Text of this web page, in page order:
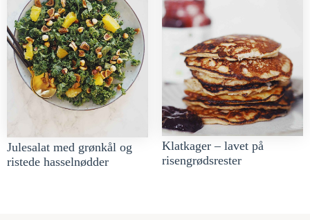
Julesalat med grønkål og
ristede hasselnødder
Klatkager – lavet på
risengrødsrester